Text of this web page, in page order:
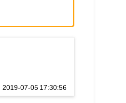
2019-07-05 17:30:56